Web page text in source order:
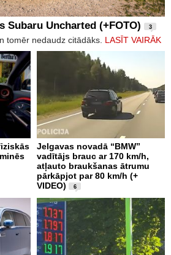
Subaru Uncharted (+FOTO) 3
tomēr nedaudz citādāks. LASĪT VAIRĀK
Jelgavas novadā “BMW”
vadītājs brauc ar 170 km/h,
atļauto braukšanas ātrumu
pārkāpjot par 80 km/h (+
VIDEO)
6